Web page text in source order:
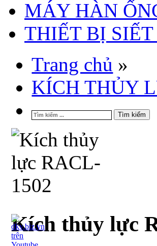
MÁY HÀN
THIẾT BỊ
Trang chủ »
KÍCH THỦY
Tìm kiếm
Kích thủy lực